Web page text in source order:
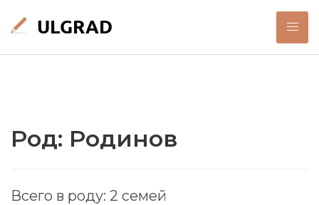
Род: Родинов
Всего в роду: 2 семей